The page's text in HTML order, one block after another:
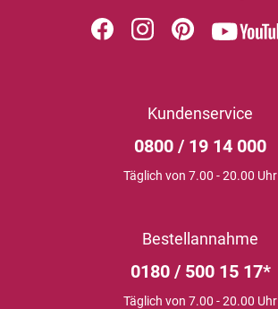
Kundenservice
0800 / 19 14 000
Täglich von 7.00 - 20.00 Uhr
Bestellannahme
0180 / 500 15 17*
Täglich von 7.00 - 20.00 Uhr